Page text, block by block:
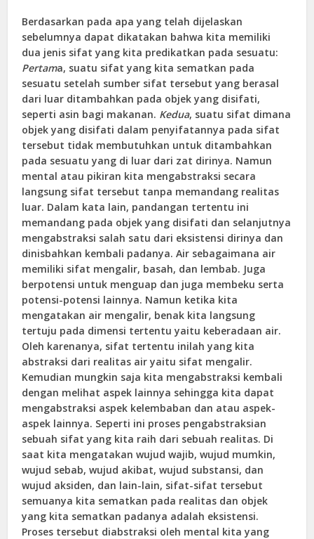
Berdasarkan pada apa yang telah dijelaskan
sebelumnya dapat dikatakan bahwa kita memiliki
dua jenis sifat yang kita predikatkan pada sesuatu:
Pertama, suatu sifat yang kita sematkan pada
sesuatu setelah sumber sifat tersebut yang berasal
dari luar ditambahkan pada objek yang disifati,
seperti asin bagi makanan. Kedua, suatu sifat dimana
objek yang disifati dalam penyifatannya pada sifat
tersebut tidak membutuhkan untuk ditambahkan
pada sesuatu yang di luar dari zat dirinya. Namun
mental atau pikiran kita mengabstraksi secara
langsung sifat tersebut tanpa memandang realitas
luar. Dalam kata lain, pandangan tertentu ini
memandang pada objek yang disifati dan selanjutnya
mengabstraksi salah satu dari eksistensi dirinya dan
dinisbahkan kembali padanya. Air sebagaimana air
memiliki sifat mengalir, basah, dan lembab. Juga
berpotensi untuk menguap dan juga membeku serta
potensi-potensi lainnya. Namun ketika kita
mengatakan air mengalir, benak kita langsung
tertuju pada dimensi tertentu yaitu keberadaan air.
Oleh karenanya, sifat tertentu inilah yang kita
abstraksi dari realitas air yaitu sifat mengalir.
Kemudian mungkin saja kita mengabstraksi kembali
dengan melihat aspek lainnya sehingga kita dapat
mengabstraksi aspek kelembaban dan atau aspek-
aspek lainnya. Seperti ini proses pengabstraksian
sebuah sifat yang kita raih dari sebuah realitas. Di
saat kita mengatakan wujud wajib, wujud mumkin,
wujud sebab, wujud akibat, wujud substansi, dan
wujud aksiden, dan lain-lain, sifat-sifat tersebut
semuanya kita sematkan pada realitas dan objek
yang kita sematkan padanya adalah eksistensi.
Proses tersebut diabstraksi oleh mental kita yang